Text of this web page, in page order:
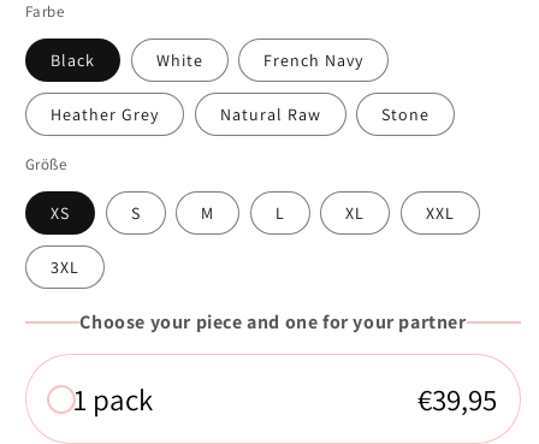
Farbe
Black White French Navy
Heather Grey Natural Raw Stone
Größe
XS S M L XL XXL
3XL
Choose your piece and one for your partner
1 pack €39,95